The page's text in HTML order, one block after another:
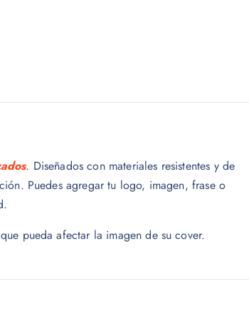
. Diseñados con materiales resistentes y de
Puedes agregar tu logo, imagen, frase o
pueda afectar la imagen de su cover.